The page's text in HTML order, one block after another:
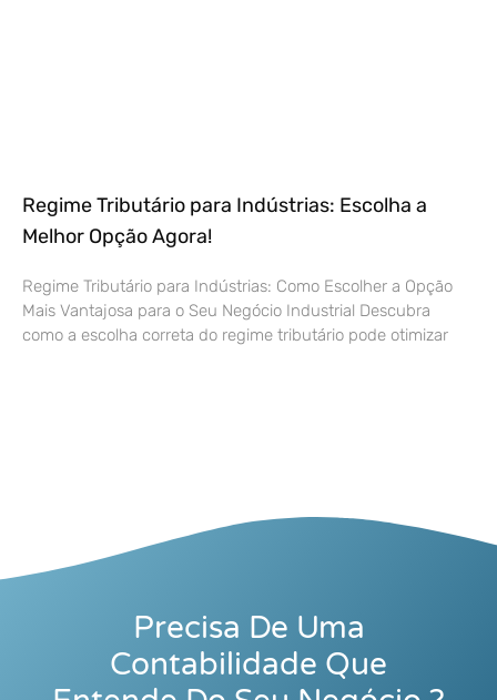
Regime Tributário para Indústrias: Escolha a
Melhor Opção Agora!
Regime Tributário para Indústrias: Como Escolher a Opção
Mais Vantajosa para o Seu Negócio Industrial Descubra
como a escolha correta do regime tributário pode otimizar
Precisa De Uma
Contabilidade Que